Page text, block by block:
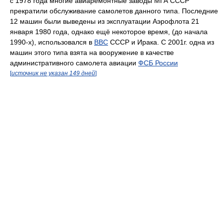
прекратили обслуживание самолетов данного типа. Последние
12 машин были выведены из эксплуатации Аэрофлота 21
января 1980 года, однако ещё некоторое время, (до начала
1990-х), использовался в ВВС СССР и Ирака. С 2001г. одна из
машин этого типа взята на вооружение в качестве
административного самолета авиации ФСБ России
[источник не указан 149 дней]